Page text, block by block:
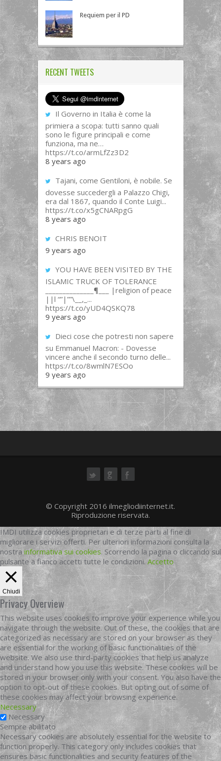
Requiem per il PD
RECENT TWEETS
Il Governo in Italia è come la
primiera a scopa: tutti sanno quali
sono le figure principali e come
funziona, ma ne…
https://t.co/armLfZz3D2
8 years ago
Tajani, come Gentiloni, è nobile. Se
dovesse succedergli a Palazzo Chigi,
era dal 1867, quando il Conte Luigi...
https://t.co/x5gCNARpgG
8 years ago
CHRIS BENOIT
9 years ago
YOU HAVE BEEN VISITED BY THE
ISLAMIC TRUCK OF TOLERANCE
______________¶___ |religion of peace
||l “”|””\__,_...
https://t.co/yUD4QSKQ78
9 years ago
Dieci cose che potresti non sapere
su Emmanuel Macron: - Dovesse
vincere anche il secondo turno delle...
https://t.co/8wmlN7ESOo
9 years ago
© Copyright 2016 ilmegliodiinternet.it.
Riproduzione riservata.
IMDI utilizza cookies proprietari e di terze parti al fine di
migliorare i servizi offerti. Per ulteriori informazioni consulta la
nostrainformativa sui cookies. Scorrendo la pagina o cliccando sul
pulsante a fianco accetti tutte le condizioni. Accetto
Chiudi
Privacy Overview
This website uses cookies to improve your experience while you
navigate through the website. Out of these, the cookies that are
categorized as necessary are stored on your browser as they
are essential for the working of basic functionalities of the
website. We also use third-party cookies that help us analyze
and understand how you use this website. These cookies will be
stored in your browser only with your consent. You also have the
option to opt-out of these cookies. But opting out of some of
these cookies may affect your browsing experience.
Necessary
Necessary
Sempre abilitato
Necessary cookies are absolutely essential for the website to
function properly. This category only includes cookies that
ensures basic functionalities and security features of the